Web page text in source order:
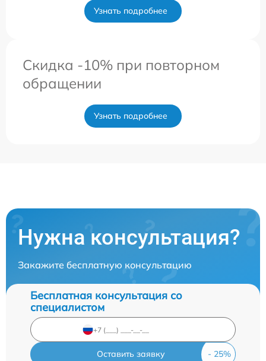
Узнать подробнее
Скидка -10% при повторном
обращении
Узнать подробнее
Нужна консультация?
Закажите бесплатную консультацию
Бесплатная консультация со
специалистом
Оставить заявку